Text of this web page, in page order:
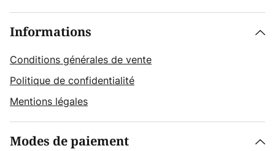
Informations
Conditions générales de vente
Politique de confidentialité
Mentions légales
Modes de paiement